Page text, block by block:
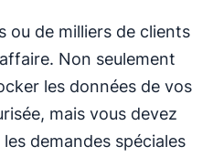
ou de milliers de clients
Non seulement
les données de vos
mais vous devez
demandes spéciales